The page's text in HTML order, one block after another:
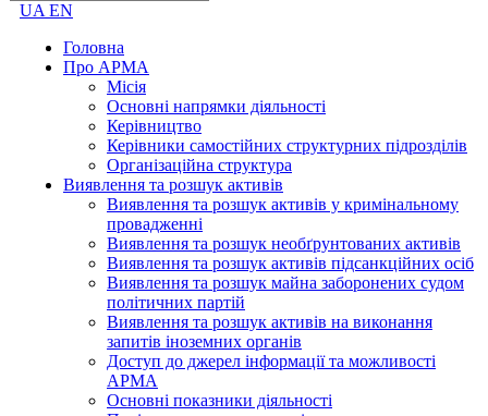
UA EN
Головна
Про АРМА
Місія
Основні напрямки діяльності
Керівництво
Керівники самостійних структурних підрозділів
Організаційна структура
Виявлення та розшук активів
Виявлення та розшук активів у кримінальному
провадженні
Виявлення та розшук необґрунтованих активів
Виявлення та розшук активів підсанкційних осіб
Виявлення та розшук майна заборонених судом
політичних партій
Виявлення та розшук активів на виконання
запитів іноземних органів
Доступ до джерел інформації та можливості
АРМА
Основні показники діяльності